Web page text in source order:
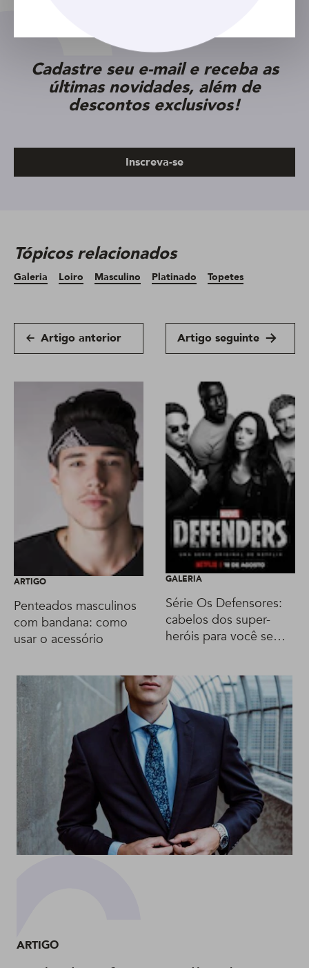
Cadastre seu e-mail e receba as
últimas novidades, além de
descontos exclusivos!
Inscreva-se
Tópicos relacionados
Galeria Loiro Masculino Platinado Topetes
Artigo anterior Artigo seguinte
ARTIGO
Penteados masculinos
com bandana: como
usar o acessório
GALERIA
Série Os Defensores:
cabelos dos super-
heróis para você se
ARTIGO